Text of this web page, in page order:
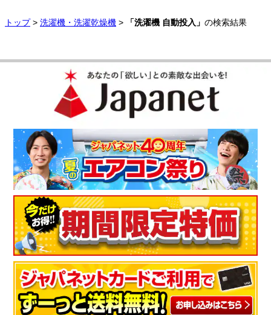
トップ> 洗濯機・洗濯乾燥機 > 「洗濯機 自動投入」 の検索結果